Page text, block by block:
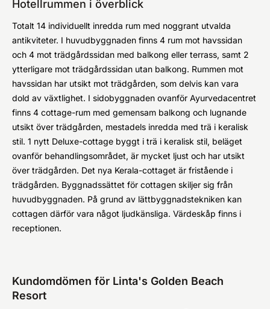
Hotellrummen i överblick
Totalt 14 individuellt inredda rum med noggrant utvalda
antikviteter. I huvudbyggnaden finns 4 rum mot havssidan
och 4 mot trädgårdssidan med balkong eller terrass, samt 2
ytterligare mot trädgårdssidan utan balkong. Rummen mot
havssidan har utsikt mot trädgården, som delvis kan vara
dold av växtlighet. I sidobyggnaden ovanför Ayurvedacentret
finns 4 cottage-rum med gemensam balkong och lugnande
utsikt över trädgården, mestadels inredda med trä i keralisk
stil. 1 nytt Deluxe-cottage byggt i trä i keralisk stil, beläget
ovanför behandlingsområdet, är mycket ljust och har utsikt
över trädgården. Det nya Kerala-cottaget är fristående i
trädgården. Byggnadssättet för cottagen skiljer sig från
huvudbyggnaden. På grund av lättbyggnadstekniken kan
cottagen därför vara något ljudkänsliga. Värdeskåp finns i
receptionen.
Kundomdömen för Linta's Golden Beach
Resort